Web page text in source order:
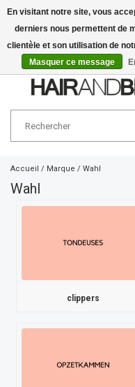
Accueil / Marque / Wahl
Wahl
clippers
En visitant notre site, vous
derniers nous permettent de
clientèle et son utilisation de
Masquer ce message